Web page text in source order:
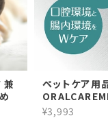
兼
ペットケア用
¥3,993